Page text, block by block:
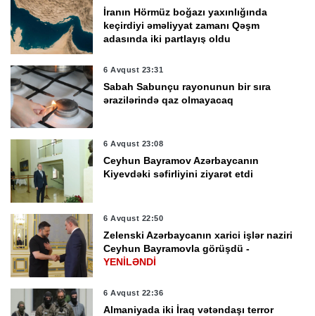
İranın Hörmüz boğazı yaxınlığında
keçirdiyi əməliyyat zamanı Qəşm
adasında iki partlayış oldu
6 Avqust 23:31
Sabah Sabunçu rayonunun bir sıra
ərazilərində qaz olmayacaq
6 Avqust 23:08
Ceyhun Bayramov Azərbaycanın
Kiyevdəki səfirliyini ziyarət etdi
6 Avqust 22:50
Zelenski Azərbaycanın xarici işlər naziri
Ceyhun Bayramovla görüşdü -
YENİLƏNDİ
6 Avqust 22:36
Almaniyada iki İraq vətəndaşı terror